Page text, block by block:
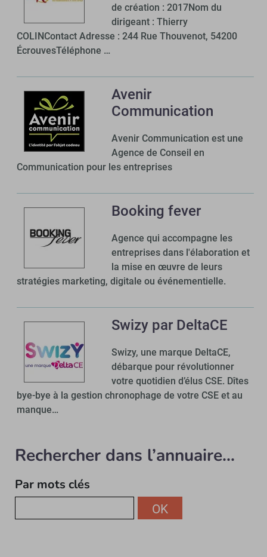
de création : 2017Nom du
dirigeant : Thierry
COLINContact Adresse : 244 Rue Thouvenot, 54200
ÉcrouvesTéléphone …
Avenir
Communication
Avenir Communication est une
Agence de Conseil en
Communication pour les entreprises
Booking fever
Agence qui accompagne les
entreprises dans l'élaboration et
la mise en œuvre de leurs
stratégies marketing, digitale ou événementielle.
Swizy par DeltaCE
Swizy, une marque DeltaCE,
débarque pour révolutionner
votre quotidien d’élus CSE. Dîtes
bye-bye à la gestion chronophage de votre CSE et au
manque…
Rechercher dans l’annuaire...
Par mots clés
OK